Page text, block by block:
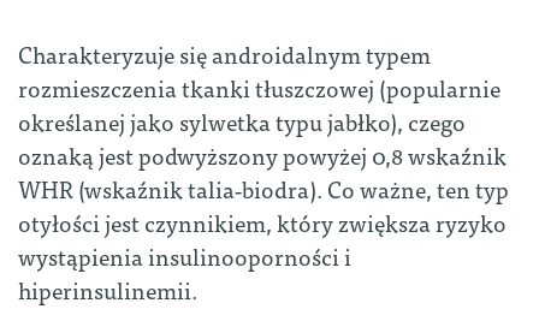
Charakteryzuje się androidalnym typem
rozmieszczenia tkanki tłuszczowej (popularnie
określanej jako sylwetka typu jabłko), czego
oznaką jest podwyższony powyżej 0,8 wskaźnik
WHR (wskaźnik talia‑biodra). Co ważne, ten typ
otyłości jest czynnikiem, który zwiększa ryzyko
wystąpienia insulinooporności i
hiperinsulinemii.